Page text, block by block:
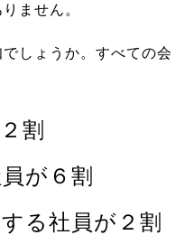
ません。
しょうか。すべての会
割
が６割
る社員が２割